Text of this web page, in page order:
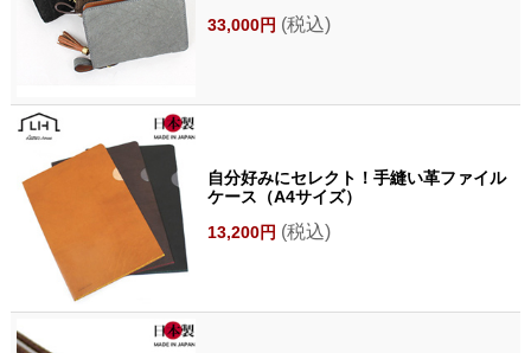
33,000円 (税込)
自分好みにセレクト！手縫い革ファイル
ケース（A4サイズ）
13,200円 (税込)